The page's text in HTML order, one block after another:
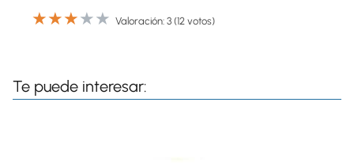
★★★★★ Valoración: 3 (12 votos)
Te puede interesar: